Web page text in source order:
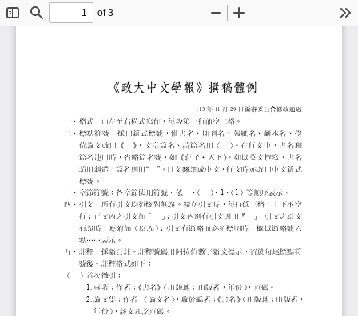
ToggleFind
of 3
Zoom
《政大中文學報》撰稿
113年 11 月 29 日編審委員會修改通過
一、格式：由左至右橫式寫作，每段第一行前空二
二、標點符號：採用新式標號，惟書名、期刊名
位論文改用《
》，文章篇名、詩篇名用〈
〉。在行文中，書名和
篇名連用時，省略篇名號，如《莊子‧天下》
。如以英文撰寫，書
請用斜體，篇名則用
“ ” 。日文翻譯成中文，行文時亦改
標號。
三、章節符號：各章節使用符號，依一、
（一）
、 1 、（ 1 ）等順序表示。
四、引文：所有引文均須核對無誤。獨立引文時，
行；正文內之引文加「
」；引文內別有引文則用『
』；引文之原文
有誤時，應附加（原誤）；引文有節略而必須標明時，概
點......表示。
五、註釋：採隨頁註。註釋號碼用阿拉伯數字隨文
號後。註釋格式如下：
（一）首次徵引：
1. 專著：作者：
《書名》（出版地：出版者，年份）
，頁碼。
2.論文集：作者：
〈論文名〉，收於編者：
《書名》（出版地：出版者，
年份），該文起訖頁碼。